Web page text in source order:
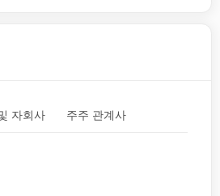
자회사 주주 관계사